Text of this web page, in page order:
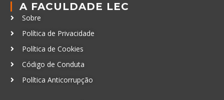
A FACULDADE LEC
Sobre
Política de Privacidade
Política de Cookies
Código de Conduta
Política Anticorrupção